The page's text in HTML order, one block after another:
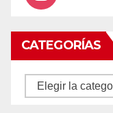
CATEGORÍAS
CATEGORÍAS